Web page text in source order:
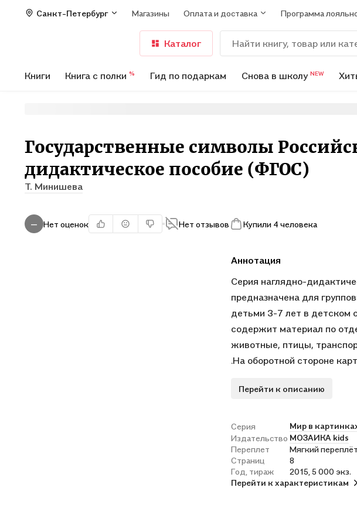
Санкт-Петербург Магазины Оплата и доставка Программа
Каталог
Книги Книга с полки % Гид по подаркам Снова в школу NEW
Государственные символы
дидактическое пособие (ФГОС)
Т. Минишева
— Нет оценок Нет отзывов Купили 4 человека
Аннотация
Серия наглядно-
предназначена для
детьми 3-7 лет в детском
содержит материал по
животные, птицы,
.На оборотной стороне
Прочитав описание,
уровню развития детей.
использован на занятиях
миром, для развития речи и
Перейти к описанию
Серия
Мир в
Издательство МОЗАИКА kids
Переплет
Мягкий переплёт
Страниц
8
Год, тираж
2015, 5 000 экз.
Перейти к характеристикам